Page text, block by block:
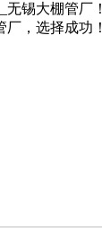
无锡大棚管厂！
，选择成功！